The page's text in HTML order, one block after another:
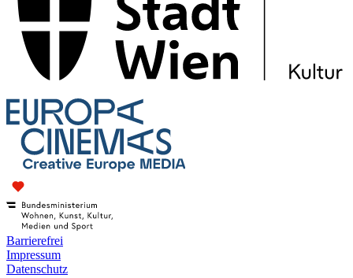
Barrierefrei
Impressum
Datenschutz